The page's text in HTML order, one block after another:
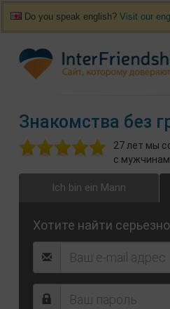
Do you speak english? Visit our
Знакомства без
27 лет мы
с
Ich bin ein Mann
Хотите найти